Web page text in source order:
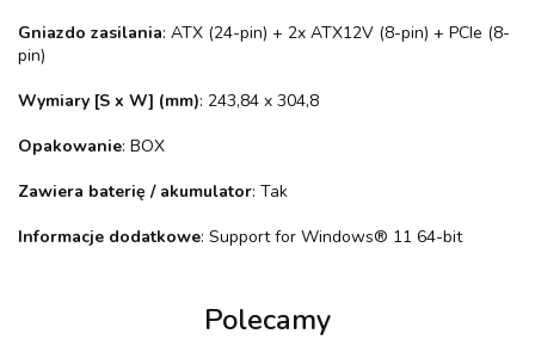
Gniazdo zasilania: ATX (24-pin) + 2x ATX12V (8-pin) + PCIe (8-
pin)
Wymiary [S x W] (mm): 243,84 x 304,8
Opakowanie: BOX
Zawiera baterię / akumulator: Tak
Informacje dodatkowe: Support for Windows® 11 64-bit
Polecamy